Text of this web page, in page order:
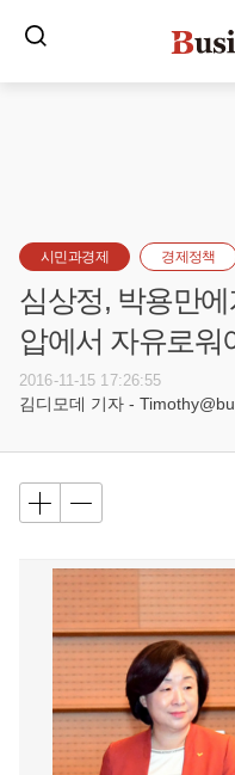
시민과경제 경제정책
심상정, 박용만
압에서 자유로워
2016-11-15 17:26:55
김디모데 기자 -